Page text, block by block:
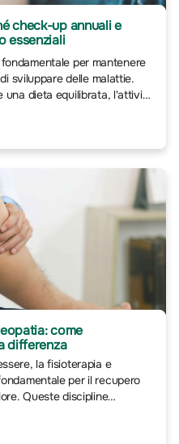
check-up annuali e
essenziali
per mantenere
sviluppare delle malattie.
una dieta equilibrata, l'attività
come
differenza
la fisioterapia e
per il recupero
Queste discipline
delle funzionalità